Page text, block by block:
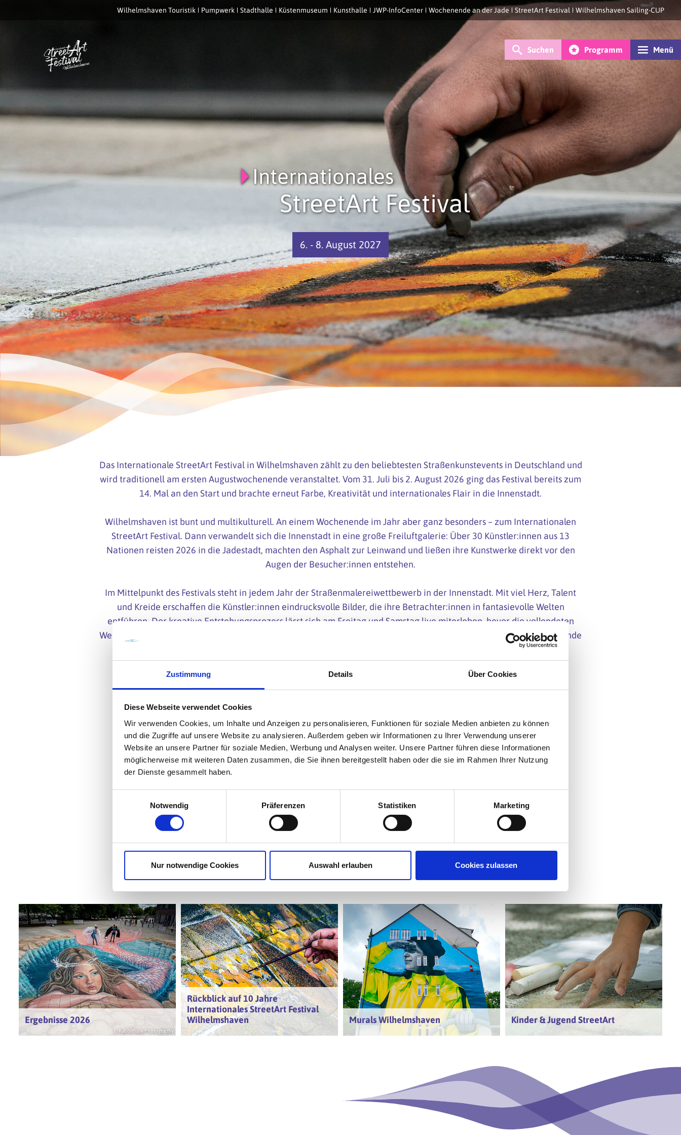
Zustimmung Details Über Cookies
Diese Webseite verwendet Cookies
Wir verwenden Cookies, um Inhalte und Anzeigen zu personalisieren, Funktionen für soziale Medien anbieten zu können
und die Zugriffe auf unsere Website zu analysieren. Außerdem geben wir Informationen zu Ihrer Verwendung unserer
Website an unsere Partner für soziale Medien, Werbung und Analysen weiter. Unsere Partner führen diese Informationen
möglicherweise mit weiteren Daten zusammen, die Sie ihnen bereitgestellt haben oder die sie im Rahmen Ihrer Nutzung
der Dienste gesammelt haben.
Notwendig
Präferenzen Statistiken Marketing
Nur notwendige Cookies Auswahl erlauben Cookies zulassen
Wilhelmshaven Touristik Pumpwerk Stadthalle Küstenmuseum Kunsthalle JWP-InfoCenter Wochenende an der Jade StreetArt Festival Wilhelmshaven Sailing-CUP
Suchen Programm Menü
Internationales
StreetArt Festival
6. - 8. August 2027
Das Internationale StreetArt Festival in Wilhelmshaven zählt zu den beliebtesten Straßenkunstevents in Deutschland und
wird traditionell am ersten Augustwochenende veranstaltet. Vom 31. Juli bis 2. August 2026 ging das Festival bereits zum
14. Mal an den Start und brachte erneut Farbe, Kreativität und internationales Flair in die Innenstadt.
Wilhelmshaven ist bunt und multikulturell. An einem Wochenende im Jahr aber ganz besonders – zum Internationalen
StreetArt Festival. Dann verwandelt sich die Innenstadt in eine große Freiluftgalerie: Über 30 Künstler:innen aus 13
Nationen reisten 2026 in die Jadestadt, machten den Asphalt zur Leinwand und ließen ihre Kunstwerke direkt vor den
Augen der Besucher:innen entstehen.
Im Mittelpunkt des Festivals steht in jedem Jahr der Straßenmalereiwettbewerb in der Innenstadt. Mit viel Herz, Talent
und Kreide erschaffen die Künstler:innen eindrucksvolle Bilder, die ihre Betrachter:innen in fantasievolle Welten
entführen. Der kreative Entstehungsprozess lässt sich am Freitag und Samstag live miterleben, bevor die vollendeten
Werke am Sonntag bestaunt werden können. Oft sorgen sie noch weit über das Festivalwochenende hinaus für staunende
Das 15. Internationale StreetArt-Festival findet vom 6. bis 8. August 2027 statt.
"The ability to meet a variety of good
and creative people at one time and in
one place to make something beautiful
Dmitry Medvetskas - 3D Künstler
© Rabbithole Photography
Ergebnisse 2026
Rückblick auf 10 Jahre
Internationales StreetArt Festival
Wilhelmshaven
Murals Wilhelmshaven Kinder & Jugend StreetArt